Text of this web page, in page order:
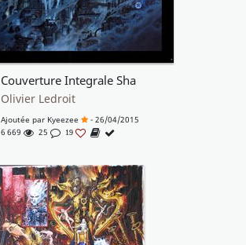
Couverture Integrale Sha
Olivier Ledroit
Ajoutée par Kyeezee
- 26/04/2015
6 669
25 19